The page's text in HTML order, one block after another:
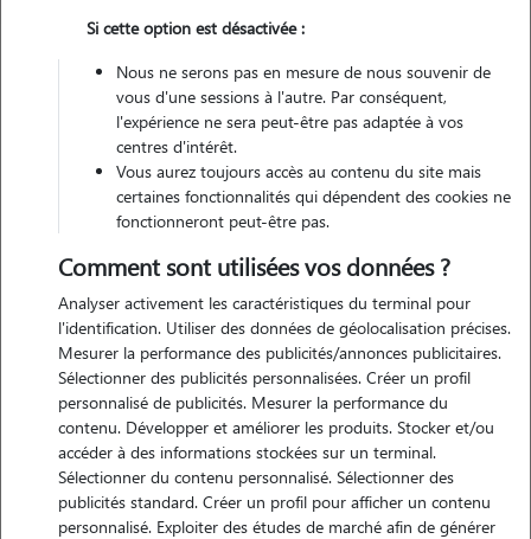
Blénod-lès-Toul
Nos promeneurs et familles d'accueil
à Blénod-lès-Toul (54113)
Si cette option est désactivée :
Nous ne serons pas en mesure de nous souvenir de
vous d'une sessions à l'autre. Par conséquent,
l'expérience ne sera peut-être pas adaptée à vos
centres d'intérêt.
Vous aurez toujours accès au contenu du site mais
certaines fonctionnalités qui dépendent des cookies ne
fonctionneront peut-être pas.
Comment sont utilisées vos données ?
Analyser activement les caractéristiques du terminal pour
l'identification. Utiliser des données de géolocalisation précises.
Mesurer la performance des publicités/annonces publicitaires.
Sélectionner des publicités personnalisées. Créer un profil
personnalisé de publicités. Mesurer la performance du
contenu. Développer et améliorer les produits. Stocker et/ou
accéder à des informations stockées sur un terminal.
Sélectionner du contenu personnalisé. Sélectionner des
publicités standard. Créer un profil pour afficher un contenu
personnalisé. Exploiter des études de marché afin de générer